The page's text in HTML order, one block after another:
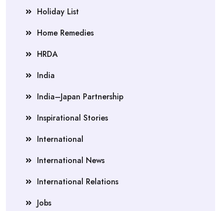
Holiday List
Home Remedies
HRDA
India
India–Japan Partnership
Inspirational Stories
International
International News
International Relations
Jobs